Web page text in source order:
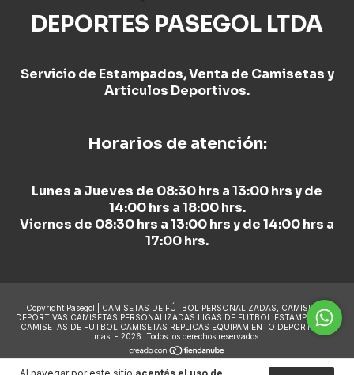
DEPORTES PASEGOL LTDA
Servicio de Estampados, Venta de Camisetas y
Artículos Deportivos.
Horarios de atención:
Lunes a Jueves de 08:30 hrs a 13:00 hrs y de
14:00 hrs a 18:00 hrs.
Viernes de 08:30 hrs a 13:00 hrs y de 14:00 hrs a
17:00 hrs.
Copyright Pasegol | CAMISETAS DE FÚTBOL PERSONALIZADAS, CAMISETAS
DEPORTIVAS CAMISETAS PERSONALIZADAS LIGAS DE FUTBOL ESTAMPADO DE
CAMISETAS DE FUTBOL CAMISETAS REPLICAS EQUIPAMIENTO DEPORTIVO y
mas. - 2026. Todos los derechos reservados.